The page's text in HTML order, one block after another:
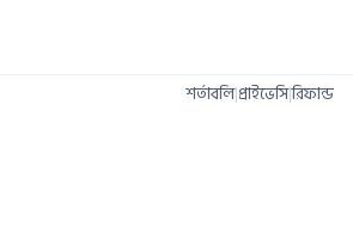
শর্তাবলি|প্রাইভেসি|রিফান্ড